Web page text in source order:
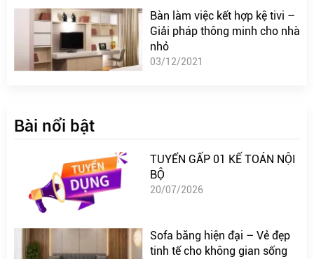
Bàn làm việc kết hợp kệ tivi –
Giải pháp thông minh cho nhà
nhỏ
03/12/2021
Bài nổi bật
TUYỂN GẤP 01 KẾ TOÁN NỘI
BỘ
20/07/2026
Sofa băng hiện đại – Vẻ đẹp
tinh tế cho không gian sống